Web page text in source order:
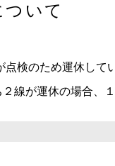
ついて
検のため運休して
線が運休の場合、